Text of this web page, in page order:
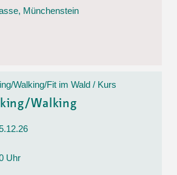
Münchenstein
Walking/Fit im Wald / Kurs
Walking
Uhr